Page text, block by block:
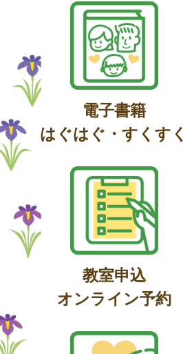
電子書籍
はぐはぐ・すくすく
教室申込
オンライン予約